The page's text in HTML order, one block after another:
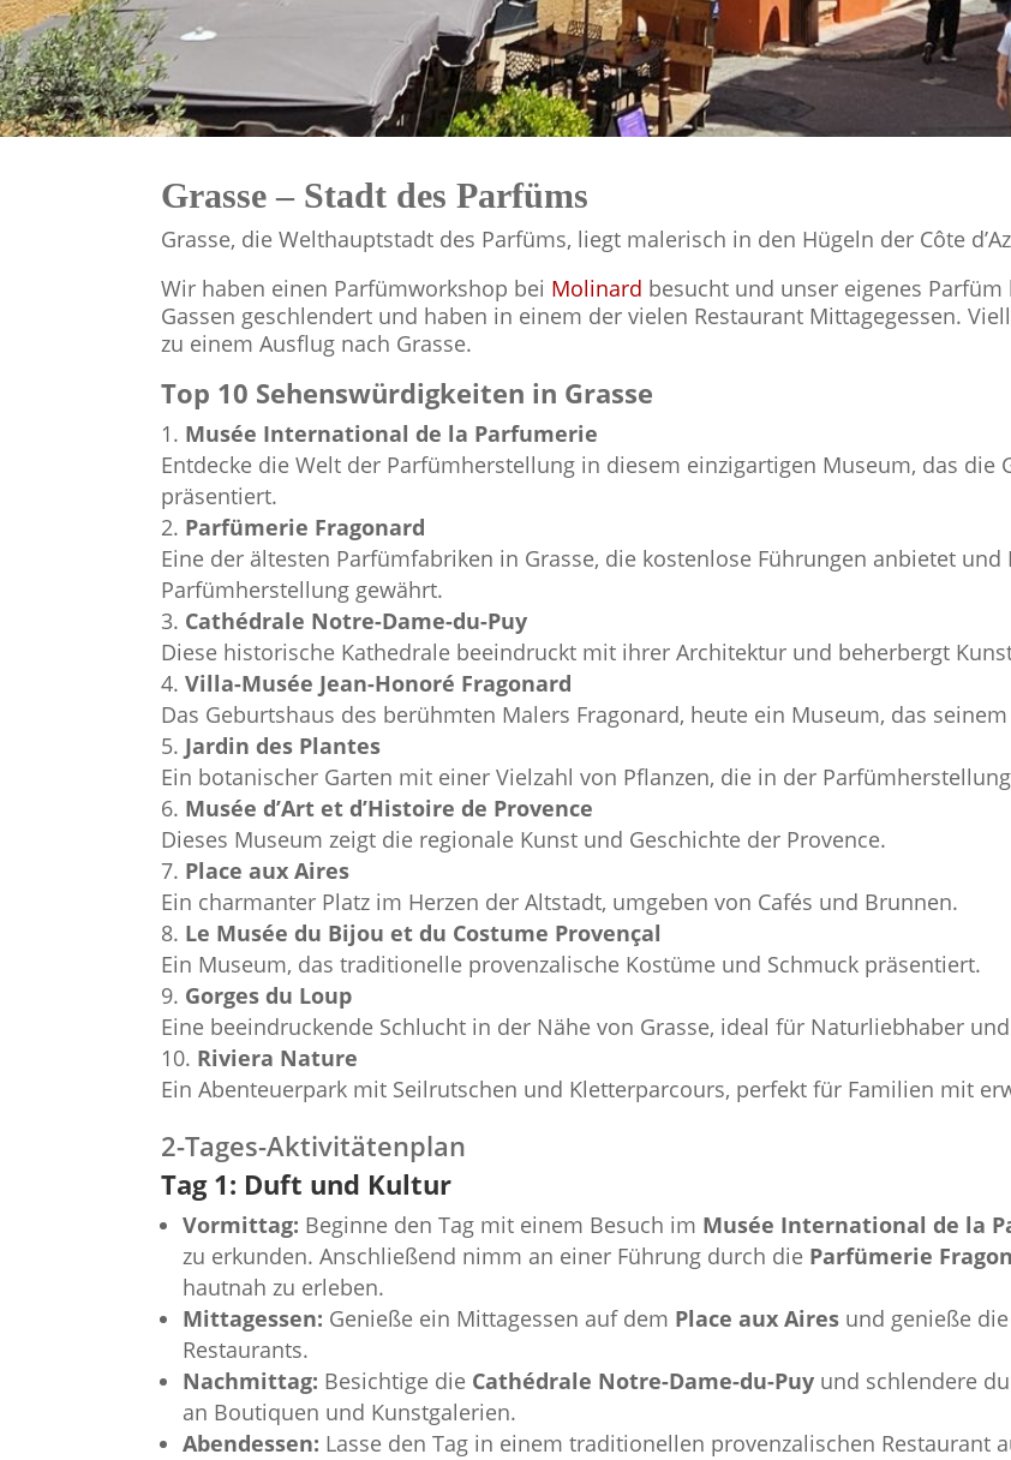
Grasse – Stadt des Parfüms
Grasse, die Welthauptstadt des Parfüms, liegt malerisch in den Hügeln der Côte
Wir haben einen Parfümworkshop bei Molinard besucht und unser eigenes
Gassen geschlendert und haben in einem der vielen Restaurant Mittagegessen.
zu einem Ausflug nach Grasse.
Top 10 Sehenswürdigkeiten in Grasse
Musée International de la Parfumerie
Entdecke die Welt der Parfümherstellung in diesem einzigartigen Museum, das die
präsentiert.
Parfümerie Fragonard
Eine der ältesten Parfümfabriken in Grasse, die kostenlose Führungen anbietet
Parfümherstellung gewährt.
Cathédrale Notre-Dame-du-Puy
Diese historische Kathedrale beeindruckt mit ihrer Architektur und beherbergt
Villa-Musée Jean-Honoré Fragonard
Das Geburtshaus des berühmten Malers Fragonard, heute ein Museum, das
Jardin des Plantes
Ein botanischer Garten mit einer Vielzahl von Pflanzen, die in der
Musée d’Art et d’Histoire de Provence
Dieses Museum zeigt die regionale Kunst und Geschichte der Provence.
Place aux Aires
Ein charmanter Platz im Herzen der Altstadt, umgeben von Cafés und Brunnen.
Le Musée du Bijou et du Costume Provençal
Ein Museum, das traditionelle provenzalische Kostüme und Schmuck präsentiert.
Gorges du Loup
Eine beeindruckende Schlucht in der Nähe von Grasse, ideal für Naturliebhaber
Riviera Nature
Ein Abenteuerpark mit Seilrutschen und Kletterparcours, perfekt für Familien mit
2-Tages-Aktivitätenplan
Tag 1: Duft und Kultur
Vormittag: Beginne den Tag mit einem Besuch im Musée International de la
zu erkunden. Anschließend nimm an einer Führung durch die Parfümerie
hautnah zu erleben.
Mittagessen: Genieße ein Mittagessen auf dem Place aux Aires und genieße
Restaurants.
Nachmittag: Besichtige die Cathédrale Notre-Dame-du-Puy und schlendere
an Boutiquen und Kunstgalerien.
Abendessen: Lasse den Tag in einem traditionellen provenzalischen Restaurant